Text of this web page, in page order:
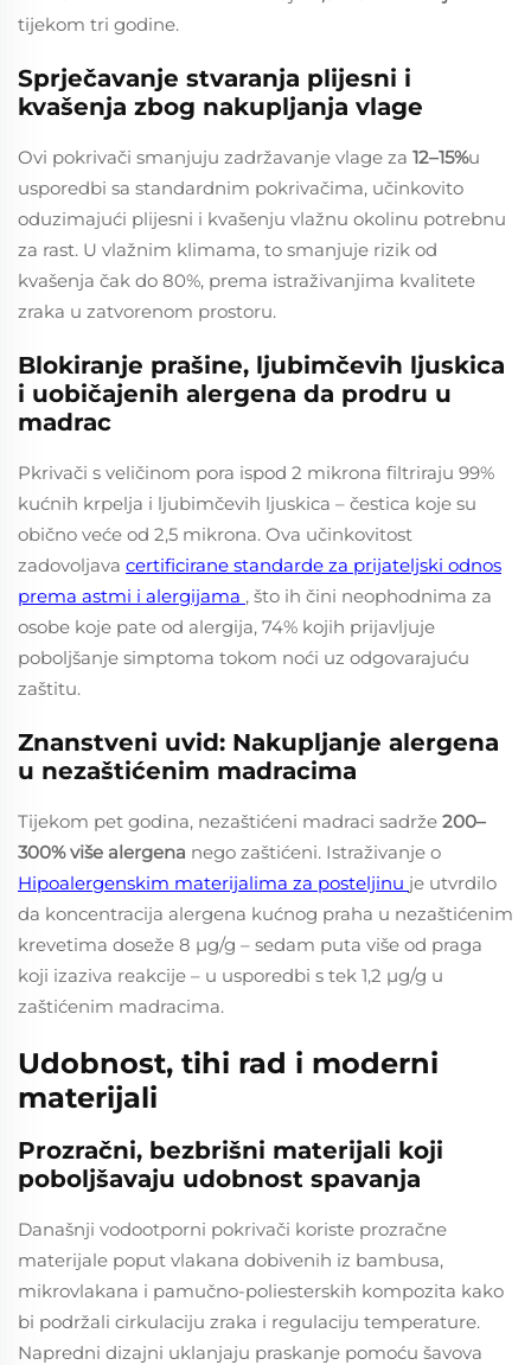
tijekom tri godine.
Sprječavanje stvaranja plijesni i
kvašenja zbog nakupljanja vlage
Ovi pokrivači smanjuju zadržavanje vlage za 12–15%u
usporedbi sa standardnim pokrivačima, učinkovito
oduzimajući plijesni i kvašenju vlažnu okolinu potrebnu
za rast. U vlažnim klimama, to smanjuje rizik od
kvašenja čak do 80%, prema istraživanjima kvalitete
zraka u zatvorenom prostoru.
Blokiranje prašine, ljubimčevih ljuskica
i uobičajenih alergena da prodru u
madrac
Pkrivači s veličinom pora ispod 2 mikrona filtriraju 99%
kućnih krpelja i ljubimčevih ljuskica – čestica koje su
obično veće od 2,5 mikrona. Ova učinkovitost
zadovoljava certificirane standarde za prijateljski odnos
prema astmi i alergijama , što ih čini neophodnima za
osobe koje pate od alergija, 74% kojih prijavljuje
poboljšanje simptoma tokom noći uz odgovarajuću
zaštitu.
Znanstveni uvid: Nakupljanje alergena
u nezaštićenim madracima
Tijekom pet godina, nezaštićeni madraci sadrže 200–
300% više alergena nego zaštićeni. Istraživanje o
Hipoalergenskim materijalima za posteljinu je utvrdilo
da koncentracija alergena kućnog praha u nezaštićenim
krevetima doseže 8 μg/g – sedam puta više od praga
koji izaziva reakcije – u usporedbi s tek 1,2 μg/g u
zaštićenim madracima.
Udobnost, tihi rad i moderni
materijali
Prozračni, bezbrišni materijali koji
poboljšavaju udobnost spavanja
Današnji vodootporni pokrivači koriste prozračne
materijale poput vlakana dobivenih iz bambusa,
mikrovlakana i pamučno-poliesterskih kompozita kako
bi podržali cirkulaciju zraka i regulaciju temperature.
Napredni dizajni uklanjaju praskanje pomoću šavova